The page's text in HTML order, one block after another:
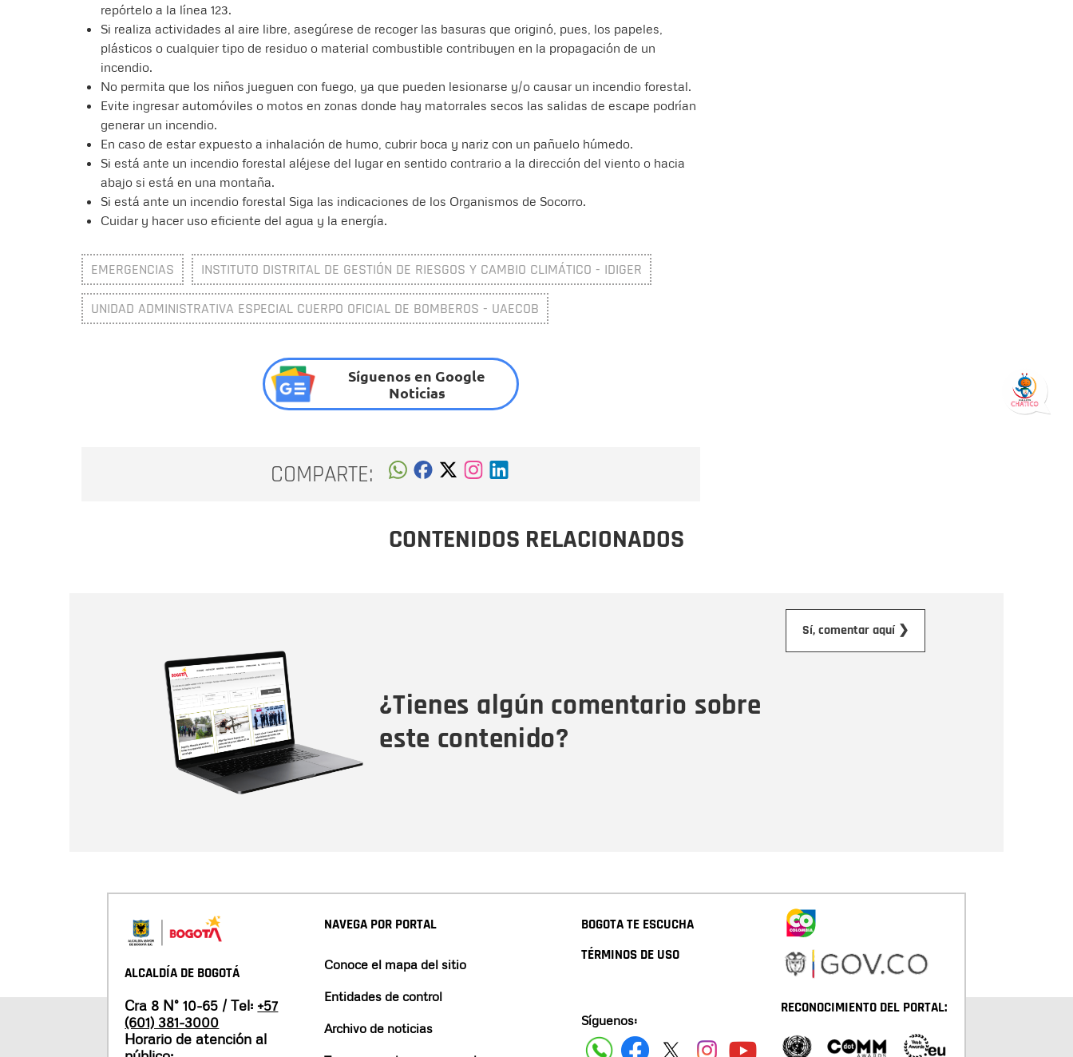
repórtelo a la línea 123.
Si realiza actividades al aire libre, asegúrese de recoger las basuras que originó, pues, los papeles,
plásticos o cualquier tipo de residuo o material combustible contribuyen en la propagación de un
incendio.
No permita que los niños jueguen con fuego, ya que pueden lesionarse y/o causar un incendio forestal.
Evite ingresar automóviles o motos en zonas donde hay matorrales secos las salidas de escape podrían
generar un incendio.
En caso de estar expuesto a inhalación de humo, cubrir boca y nariz con un pañuelo húmedo.
Si está ante un incendio forestal aléjese del lugar en sentido contrario a la dirección del viento o hacia
abajo si está en una montaña.
Si está ante un incendio forestal Siga las indicaciones de los Organismos de Socorro.
Cuidar y hacer uso eficiente del agua y la energía.
EMERGENCIAS INSTITUTO DISTRITAL DE GESTIÓN DE RIESGOS Y CAMBIO CLIMÁTICO - IDIGER
UNIDAD ADMINISTRATIVA ESPECIAL CUERPO OFICIAL DE BOMBEROS - UAECOB
Síguenos en Google
Noticias
COMPARTE:
CONTENIDOS RELACIONADOS
¿Tienes algún comentario sobre
este contenido?
Sí, comentar aquí ❯
ALCALDÍA DE BOGOTÁ
Cra 8 N° 10-65 / Tel: +57
(601) 381-3000
Horario de atención al
NAVEGA POR PORTAL
Conoce el mapa del sitio
Entidades de control
Archivo de noticias
BOGOTA TE ESCUCHA
TÉRMINOS DE USO
Síguenos:
RECONOCIMIENTO DEL PORTAL: